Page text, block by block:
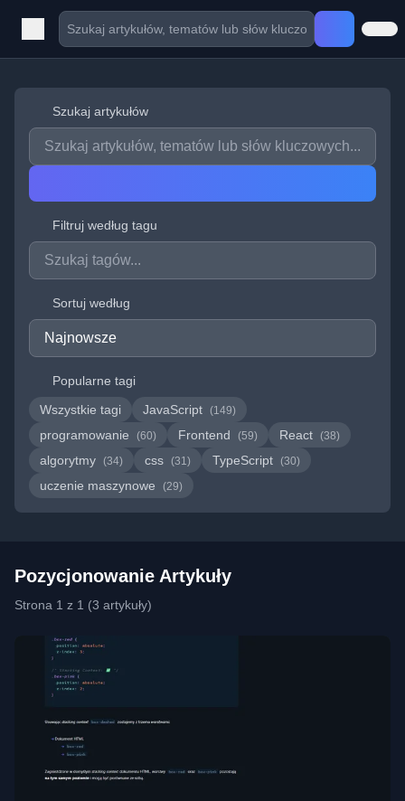
Szukaj artykułów
Filtruj według tagu
Sortuj według
Popularne tagi
Wszystkie tagi
JavaScript (149)
programowanie (60) Frontend (59) React (38)
algorytmy (34) css (31) TypeScript (30)
uczenie maszynowe (29)
Pozycjonowanie Artykuły
Strona 1 z 1 (3 artykuły)